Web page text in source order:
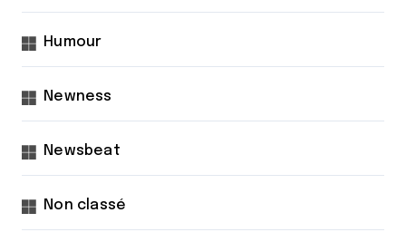
Humour
Newness
Newsbeat
Non classé